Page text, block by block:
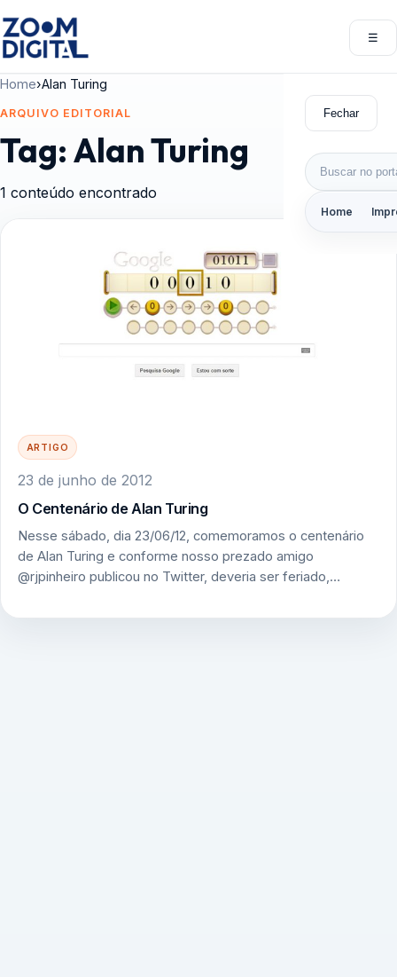
☰
Fechar
Buscar por:
Home
Home›Alan Turing
ARQUIVO EDITORIAL
Tag:Alan Turing
1 conteúdo encontrado
ARTIGO
23 de junho de 2012
O Centenário de Alan Turing
Nesse sábado, dia 23/06/12, comemoramos o centenário
de Alan Turing e conforme nosso prezado amigo
@rjpinheiro publicou no Twitter, deveria ser feriado,…